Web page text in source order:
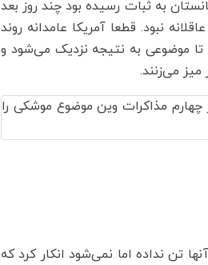
به ثبات رسیده بود چند روز بعد
نبود. قطعا آمریکا عامدانه روند
تا موضوعی به نتیجه نزدیک می‌شود و
میز می‌زنند.
تن نداده اما نمی‌شود انکار کرد که